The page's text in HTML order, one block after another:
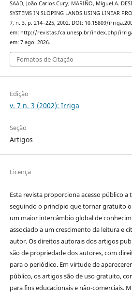
SAAD, João Carlos Cury; MARIÑO, Miguel A.
SYSTEMS IN SLOPING LANDS USING LINEAR
7, n. 3, p. 214–225, 2002. DOI: 10.15809/
em: http://revistas.fca.unesp.br/index.php/
em: 7 ago. 2026.
Fomatos de Citação
Edição
v. 7 n. 3 (2002): Irriga
Seção
Artigos
Licença
Esta revista proporciona acesso público
seguindo o princípio que tornar gratuito o
um maior intercâmbio global de
associado a um crescimento da leitura e
autor. Os direitos autorais dos artigos
são de propriedade dos autores, com
para o periódico. Em virtude de
público, os artigos são de uso gratuito,
para fins educacionais e não-comerciais.